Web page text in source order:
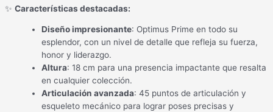
✨ Características destacadas:
Diseño impresionante: Optimus Prime en todo su
esplendor, con un nivel de detalle que refleja su fuerza,
honor y liderazgo.
Altura: 18 cm para una presencia impactante que resalta
en cualquier colección.
Articulación avanzada: 45 puntos de articulación y
esqueleto mecánico para lograr poses precisas y